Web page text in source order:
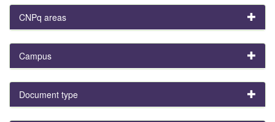
CNPq areas
Campus
Document type